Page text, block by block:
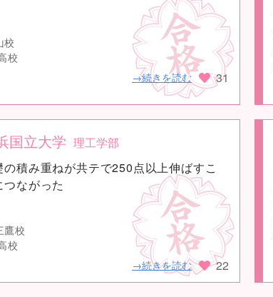
校
校
→続きを読む
31
国立大学 理工学部
の積み重ねが共テで250点以上伸ばすこ
つながった
鷹校
校
→続きを読む
22